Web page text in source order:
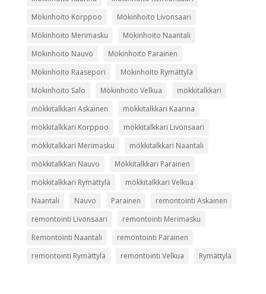
Mökinhoito Korppoo
Mökinhoito Livonsaari
Mökinhoito Merimasku
Mökinhoito Naantali
Mökinhoito Nauvo
Mökinhoito Parainen
Mökinhoito Raasepori
Mökinhoito Rymättylä
Mökinhoito Salo
Mökinhoito Velkua
mökkitalkkari
mökkitalkkari Askainen
mökkitalkkari Kaarina
mökkitalkkari Korppoo
mökkitalkkari Livonsaari
mökkitalkkari Merimasku
mökkitalkkari Naantali
mökkitalkkari Nauvo
Mökkitalkkari Parainen
mökkitalkkari Rymättylä
mökkitalkkari Velkua
Naantali
Nauvo Parainen
remontointi Askainen
remontointi Livonsaari
remontointi Merimasku
Remontointi Naantali
remontointi Parainen
remontointi Rymättylä
remontointi Velkua Rymättylä